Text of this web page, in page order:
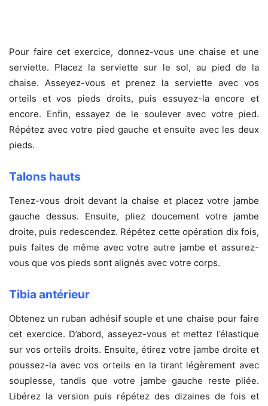
Pour faire cet exercice, donnez-vous une chaise et une
serviette. Placez la serviette sur le sol, au pied de la
chaise. Asseyez-vous et prenez la serviette avec vos
orteils et vos pieds droits, puis essuyez-la encore et
encore. Enfin, essayez de le soulever avec votre pied.
Répétez avec votre pied gauche et ensuite avec les deux
pieds.
Talons hauts
Tenez-vous droit devant la chaise et placez votre jambe
gauche dessus. Ensuite, pliez doucement votre jambe
droite, puis redescendez. Répétez cette opération dix fois,
puis faites de même avec votre autre jambe et assurez-
vous que vos pieds sont alignés avec votre corps.
Tibia antérieur
Obtenez un ruban adhésif souple et une chaise pour faire
cet exercice. D’abord, asseyez-vous et mettez l’élastique
sur vos orteils droits. Ensuite, étirez votre jambe droite et
poussez-la avec vos orteils en la tirant légèrement avec
souplesse, tandis que votre jambe gauche reste pliée.
Libérez la version puis répétez des dizaines de fois et